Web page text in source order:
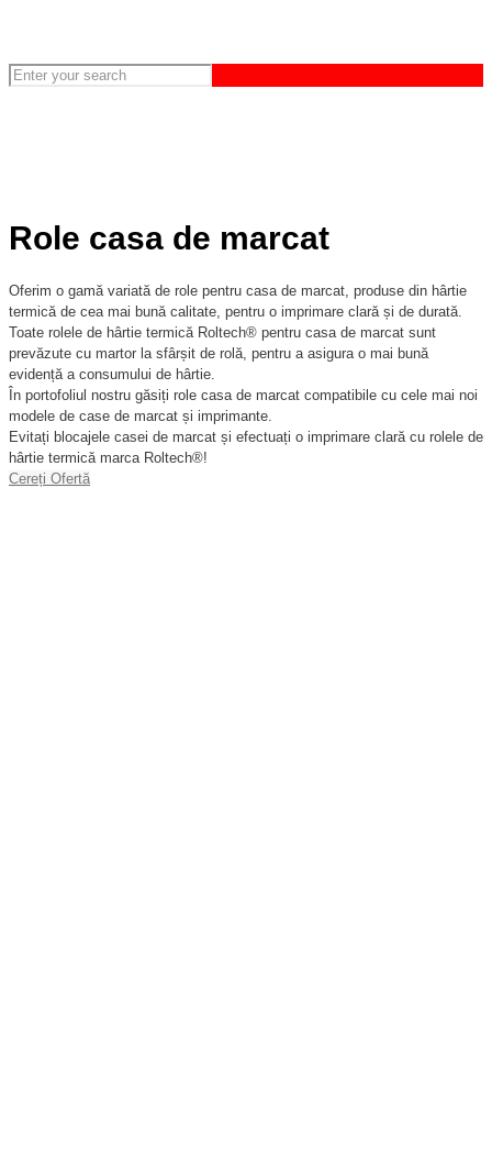
Role casa de marcat
Oferim o gamă variată de role pentru casa de marcat, produse din hârtie
termică de cea mai bună calitate, pentru o imprimare clară și de durată.
Toate rolele de hârtie termică Roltech® pentru casa de marcat sunt
prevăzute cu martor la sfârșit de rolă, pentru a asigura o mai bună
evidență a consumului de hârtie.
În portofoliul nostru găsiți role casa de marcat compatibile cu cele mai noi
modele de case de marcat și imprimante.
Evitați blocajele casei de marcat și efectuați o imprimare clară cu rolele de
hârtie termică marca Roltech®!
Cereți Ofertă